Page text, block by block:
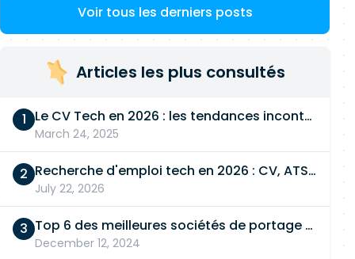
Voir tous les derniers posts
Articles les plus consultés
Le CV Tech en 2026 : les tendances incontournables
March 24, 2025
Recherche d'emploi tech en 2026 : CV, ATS, entretien… On vous dit tout
July 22, 2026
Top 6 des meilleures sociétés de portage salarial
December 12, 2024